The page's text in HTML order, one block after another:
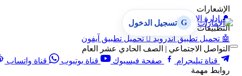
الإشعارات
🔔 إدارة الإشعارات
التطبيقات
🤖 تحميل تطبيق أندرويد  تحميل تطبيق آيفون
التواصل الاجتماعي | الصف الحادي عشر العام
قناة تيليجرام
صفحة فيسبوك قناة يوتيوب قناة واتساب
روابط مهمة
G تسجيل الدخول